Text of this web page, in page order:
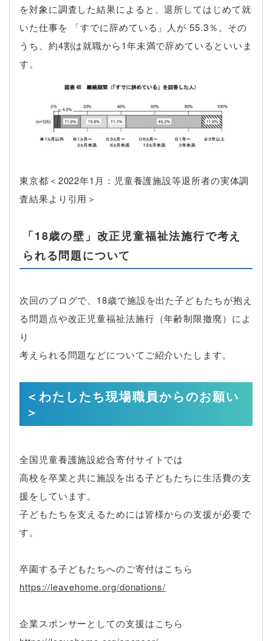
を対象に調査した結果によると、退所してはじめて就
いた仕事を 「すでに辞めている」人が 55.3％。その
うち、約4割は就職から1年未満で辞めているといいま
す。
東京都＜2022年1月：児童養護施設等退所者の実体調
査結果より引用＞
「18歳の壁」改正児童福祉法施行で考え
られる問題について
次回のブログで、18歳で施設を出た子どもたちが抱え
る問題点や改正児童福祉法施行（年齢制限撤廃）によ
り
考えられる問題などについてご紹介いたします。
＜わたしたち現場職員からのお願い
＞
全国児童養護施設総合寄付サイトでは
高校を卒業と共に施設を出る子どもたちに生活費の支
援をしています。
子どもたちを支えるためには皆様からの支援が必要で
す。
卒園する子どもたちへのご寄付はこちら
https://leavehome.org/donations/
企業スポンサーとしての支援はこちら